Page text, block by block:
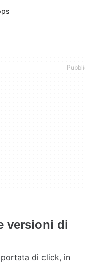
versioni di
di click, in